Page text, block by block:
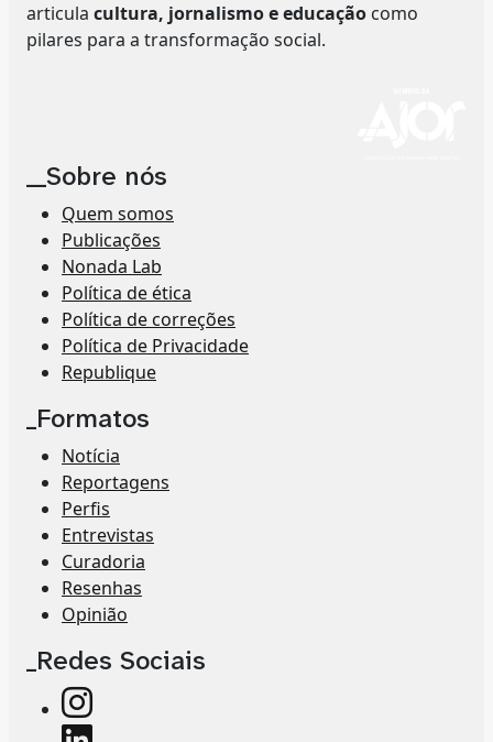
articula cultura, jornalismo e educação como
pilares para a transformação social.
__Sobre nós
Quem somos
Publicações
Nonada Lab
Política de ética
Política de correções
Política de Privacidade
Republique
_Formatos
Notícia
Reportagens
Perfis
Entrevistas
Curadoria
Resenhas
Opinião
_Redes Sociais